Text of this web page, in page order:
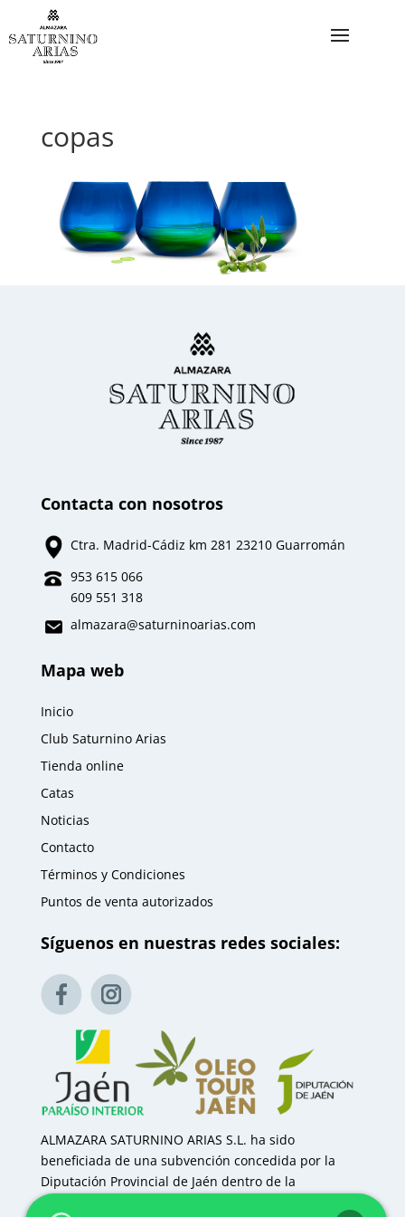
copas
Contacta con nosotros
Ctra. Madrid-Cádiz km 281 23210 Guarromán
953 615 066
609 551 318
almazara@saturninoarias.com
Mapa web
Inicio
Club Saturnino Arias
Tienda online
Catas
Noticias
Contacto
Términos y Condiciones
Puntos de venta autorizados
Síguenos en nuestras redes sociales:
ALMAZARA SATURNINO ARIAS S.L. ha sido
beneficiada de una subvención concedida por la
Diputación Provincial de Jaén dentro de la
Convocatoria de Ayuda a Empresas